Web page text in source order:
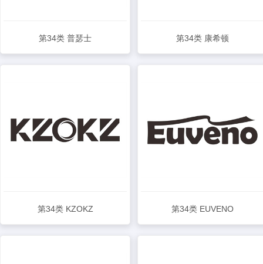
第34类 普瑟士 第34类 康希顿
第34类 KZOKZ 第34类 EUVENO